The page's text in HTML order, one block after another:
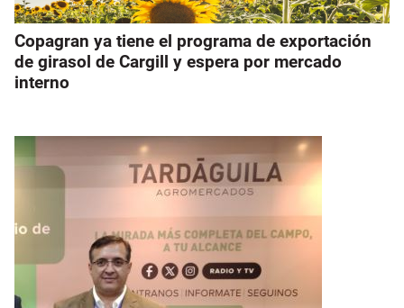
Copagran ya tiene el programa de exportación
de girasol de Cargill y espera por mercado
interno